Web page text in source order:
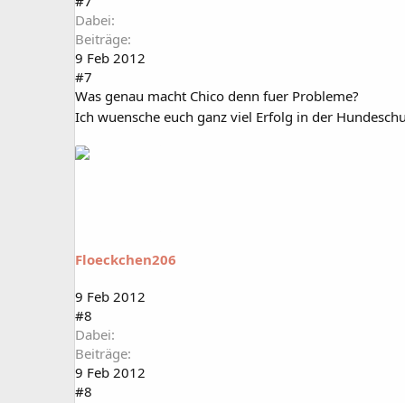
Dabei
Beiträge
9 Feb 2012
#7
Was genau macht Chico denn fuer Probleme?
Ich wuensche euch ganz viel Erfolg in der
Floeckchen206
9 Feb 2012
#8
Dabei
Beiträge
9 Feb 2012
#8